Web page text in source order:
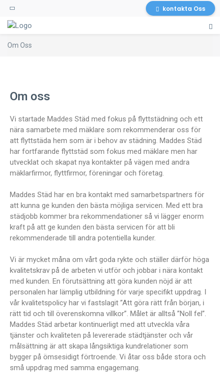
kontakta Oss
Om Oss
Om oss
Vi startade Maddes Städ med fokus på flyttstädning och ett
nära samarbete med mäklare som rekommenderar oss för
att flyttstäda hem som är i behov av städning. Maddes Städ
har fortfarande flyttstäd som fokus med mäklare men har
utvecklat och skapat nya kontakter på vägen med andra
mäklarfirmor, flyttfirmor, föreningar och företag.
Maddes Städ har en bra kontakt med samarbetspartners för
att kunna ge kunden den bästa möjliga servicen. Med ett bra
städjobb kommer bra rekommendationer så vi lägger enorm
kraft på att ge kunden den bästa servicen för att bli
rekommenderade till andra potentiella kunder.
Vi är mycket måna om vårt goda rykte och ställer därför höga
kvalitetskrav på de arbeten vi utför och jobbar i nära kontakt
med kunden. En förutsättning att göra kunden nöjd är att
personalen har lämplig utbildning för varje specifikt uppdrag. I
vår kvalitetspolicy har vi fastslagit ”Att göra rätt från början, i
rätt tid och till överenskomna villkor”. Målet är alltså ”Noll fel”.
Maddes Städ arbetar kontinuerligt med att utveckla våra
tjänster och kvaliteten på levererade städtjänster och vår
målsättning är att skapa långsiktiga kundrelationer som
bygger på ömsesidigt förtroende. Vi åtar oss både stora och
små uppdrag med samma engagemang.